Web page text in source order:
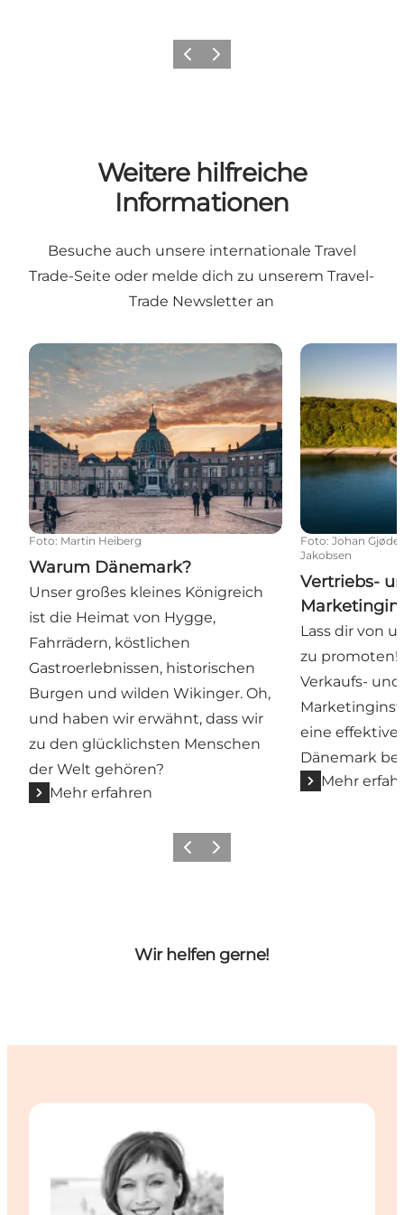
ZurückWeiter
Weitere hilfreiche
Informationen
Besuche auch unsere internationale Travel
Trade-Seite oder melde dich zu unserem Travel-
Trade Newsletter an
Warum Dänemark?
Foto: Martin Heiberg
Warum Dänemark?
Unser großes kleines Königreich
ist die Heimat von Hygge,
Fahrrädern, köstlichen
Gastroerlebnissen, historischen
Burgen und wilden Wikinger. Oh,
und haben wir erwähnt, dass wir
zu den glücklichsten Menschen
der Welt gehören?
Mehr erfahren
Vertriebs-
Foto: Johan
Jakobsen
Vertriebs-
Lass dir von
zu promoten!
Verkaufs- und
eine effektive
Dänemark
Mehr
ZurückWeiter
Wir helfen gerne!
Ninnan Stenmark Åhlén - Travel Trade Manager